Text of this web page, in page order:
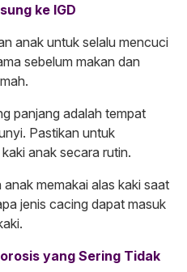
ke IGD
anak untuk selalu mencuci
sebelum makan dan
panjang adalah tempat
Pastikan untuk
anak secara rutin.
memakai alas kaki saat
jenis cacing dapat masuk
yang Sering Tidak